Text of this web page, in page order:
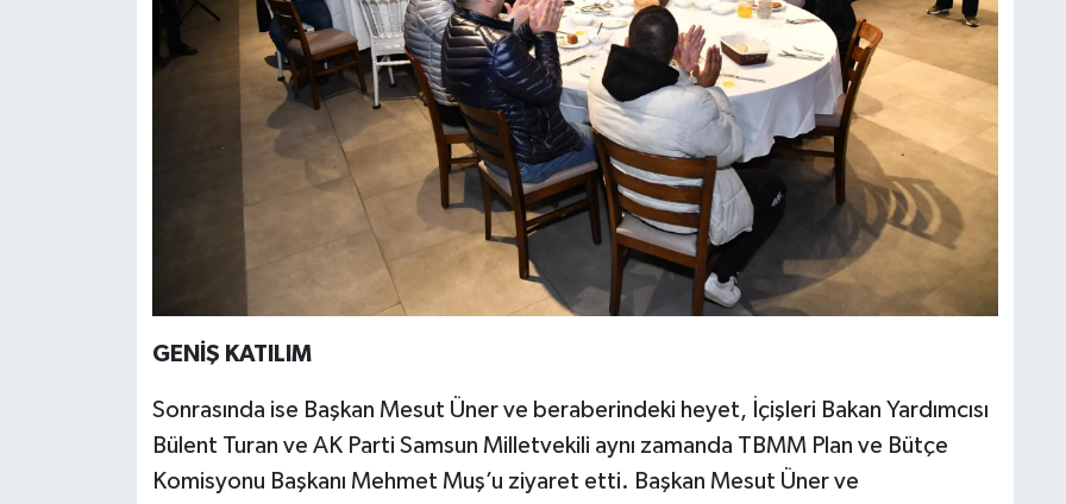
GENİŞ KATILIM
Sonrasında ise Başkan Mesut Üner ve beraberindeki heyet, İçişleri Bakan Yardımcısı
Bülent Turan ve AK Parti Samsun Milletvekili aynı zamanda TBMM Plan ve Bütçe
Komisyonu Başkanı Mehmet Muş’u ziyaret etti. Başkan Mesut Üner ve